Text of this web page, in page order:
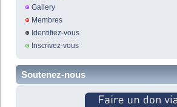
Gallery
Membres
Identifiez-vous
Inscrivez-vous
Soutenez-nous